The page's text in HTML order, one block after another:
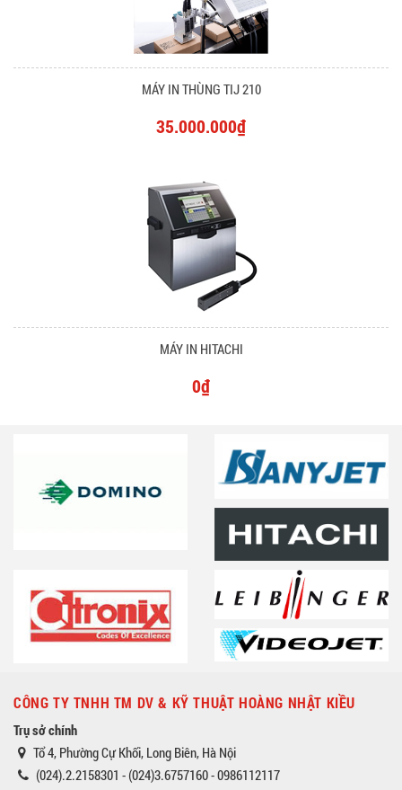
MÁY IN THÙNG TIJ 210
35.000.000₫
MÁY IN HITACHI
0₫
CÔNG TY TNHH TM DV & KỸ THUẬT HOÀNG NHẬT KIỀU
Trụ sở chính
Tổ 4, Phường Cự Khối, Long Biên, Hà Nội
(024).2.2158301 - (024)3.6757160 - 0986112117